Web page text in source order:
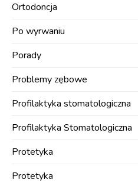
Ortodoncja
Po wyrwaniu
Porady
Problemy zębowe
Profilaktyka stomatologiczna
Profilaktyka Stomatologiczna
Protetyka
Protetyka